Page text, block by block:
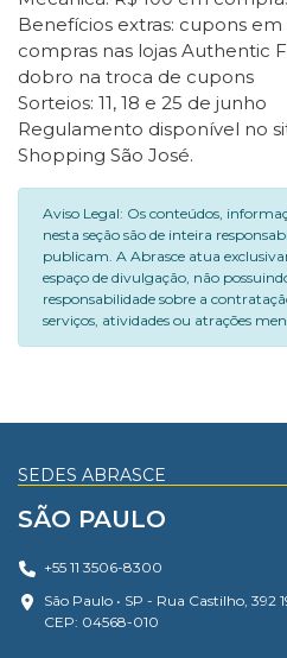
Benefícios extras: cupons
compras nas lojas Authentic
dobro na troca de cupons
Sorteios: 11, 18 e 25 de junho
Regulamento disponível no
Shopping São José.
Aviso Legal: Os conteúdos,
nesta seção são de inteira
publicam. A Abrasce atua
espaço de divulgação, não
responsabilidade sobre a
serviços, atividades ou atrações
SEDES ABRASCE
SÃO PAULO
+55 11 3506-8300
São Paulo • SP - Rua Castilho, 392
CEP: 04568-010